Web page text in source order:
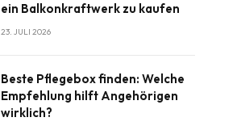
ein Balkonkraftwerk zu kaufen
23. JULI 2026
Beste Pflegebox finden: Welche
Empfehlung hilft Angehörigen
wirklich?